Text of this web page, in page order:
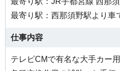
最寄り駅：西那須野駅より車
仕事内容
テレビCMで有名な大手カー